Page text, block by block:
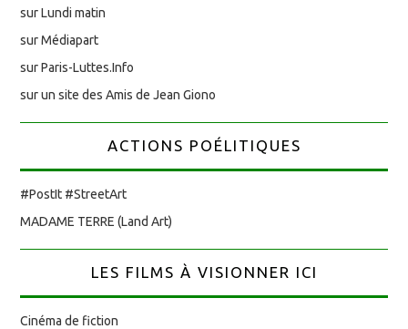
sur Lundi matin
sur Médiapart
sur Paris-Luttes.Info
sur un site des Amis de Jean Giono
ACTIONS POÉLITIQUES
#PostIt #StreetArt
MADAME TERRE (Land Art)
LES FILMS À VISIONNER ICI
Cinéma de fiction